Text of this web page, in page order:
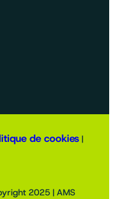
de cookies |
2025 | AMS